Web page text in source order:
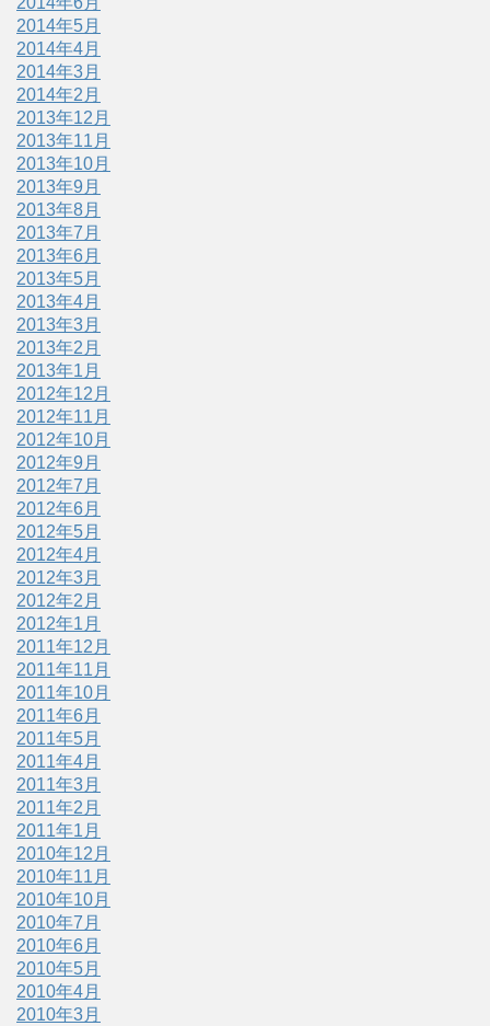
2014年5月
2014年4月
2014年3月
2014年2月
2013年12月
2013年11月
2013年10月
2013年9月
2013年8月
2013年7月
2013年6月
2013年5月
2013年4月
2013年3月
2013年2月
2013年1月
2012年12月
2012年11月
2012年10月
2012年9月
2012年7月
2012年6月
2012年5月
2012年4月
2012年3月
2012年2月
2012年1月
2011年12月
2011年11月
2011年10月
2011年6月
2011年5月
2011年4月
2011年3月
2011年2月
2011年1月
2010年12月
2010年11月
2010年10月
2010年7月
2010年6月
2010年5月
2010年4月
2010年3月